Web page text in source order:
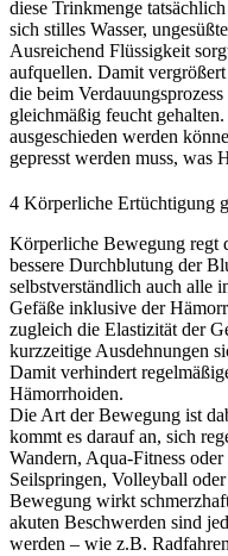
diese Trinkmenge
sich stilles Wasser,
Ausreichend Flüssigkeit
aufquellen. Damit
die beim
gleichmäßig feucht
ausgeschieden werden
gepresst werden muss, was
4 Körperliche Ertüchtigung
Körperliche Bewegung regt
bessere Durchblutung der
selbstverständlich auch alle
Gefäße inklusive der
zugleich die Elastizität der
kurzzeitige Ausdehnungen
Damit verhindert
Hämorrhoiden.
Die Art der Bewegung ist
kommt es darauf an, sich
Wandern, Aqua-Fitness
Seilspringen, Volleyball
Bewegung wirkt
akuten Beschwerden sind
werden – wie z.B.